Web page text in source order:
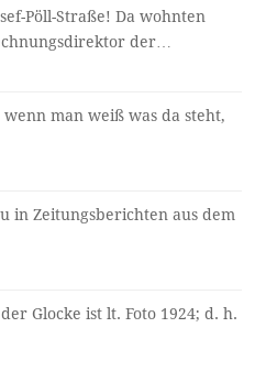
Pöll-Straße! Da wohnten
der…
wenn man weiß was da steht,
in Zeitungsberichten aus dem
Glocke ist lt. Foto 1924; d. h.